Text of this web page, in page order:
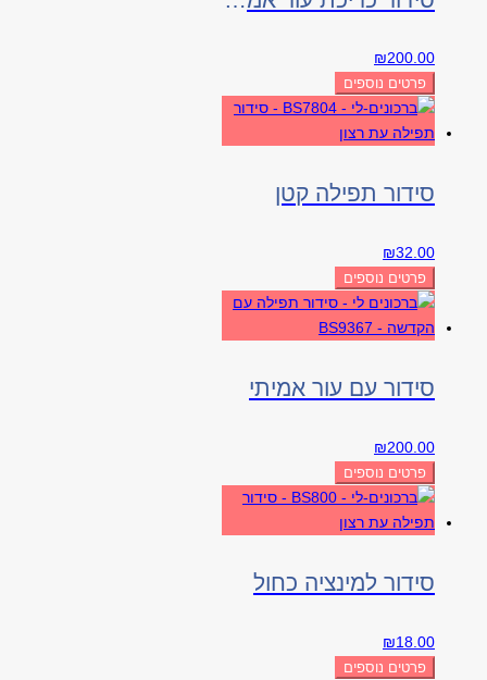
₪200.00
פרטים נוספים
סידור תפילה קטן
₪32.00
פרטים נוספים
סידור עם עור אמיתי
₪200.00
פרטים נוספים
סידור למינציה כחול
₪18.00
פרטים נוספים